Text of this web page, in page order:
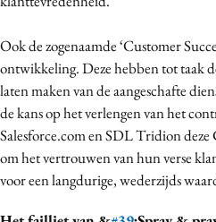
Ook de zogenaamde ‘Customer
ontwikkeling. Deze hebben tot taak
laten maken van de aangeschafte
de kans op het verlengen van het
Salesforce.com en SDL Tridion deze
om het vertrouwen van hun verse
voor een langdurige, wederzijds